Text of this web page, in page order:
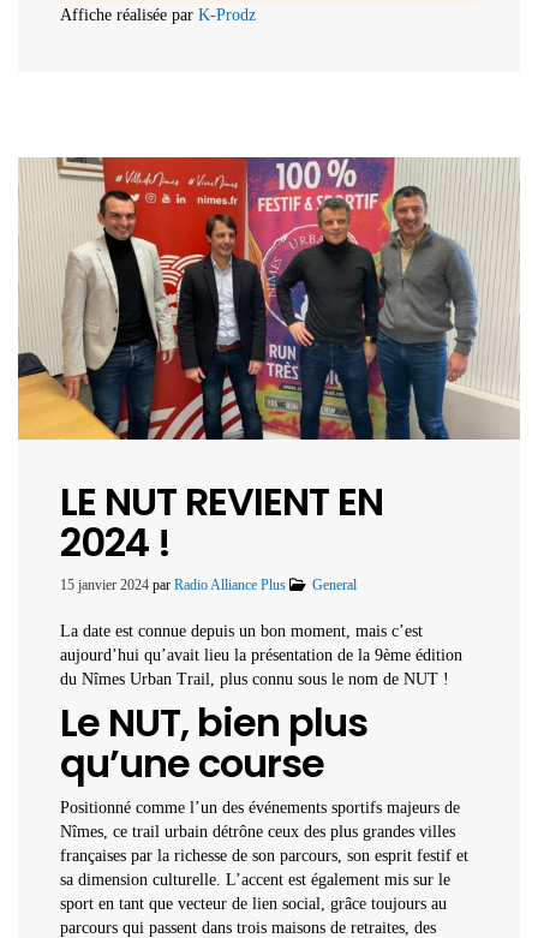
Affiche réalisée par K-Prodz
LE NUT REVIENT EN
2024 !
15 janvier 2024 par Radio Alliance Plus General
La date est connue depuis un bon moment, mais c’est
aujourd’hui qu’avait lieu la présentation de la 9ème édition
du Nîmes Urban Trail, plus connu sous le nom de NUT !
Le NUT, bien plus
qu’une course
Positionné comme l’un des événements sportifs majeurs de
Nîmes, ce trail urbain détrône ceux des plus grandes villes
françaises par la richesse de son parcours, son esprit festif et
sa dimension culturelle. L’accent est également mis sur le
sport en tant que vecteur de lien social, grâce toujours au
parcours qui passent dans trois maisons de retraites, des